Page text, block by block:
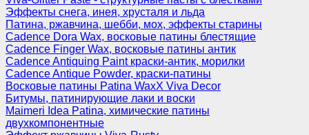
Эффекты снега, инея, хрусталя и льда
Патина, ржавчина, шебби, мох, эффекты старины
Cadence Dora Wax, восковые патины блестящие
Cadence Finger Wax, восковые патины антик
Сadence Antiquing Paint краски-антик, морилки
Cadence Antique Powder, краски-патины
Восковые патины Patina WaxX Viva Decor
Битумы, патинирующие лаки и воски
Maimeri Idea Patina, химические патины
двухкомпонентные